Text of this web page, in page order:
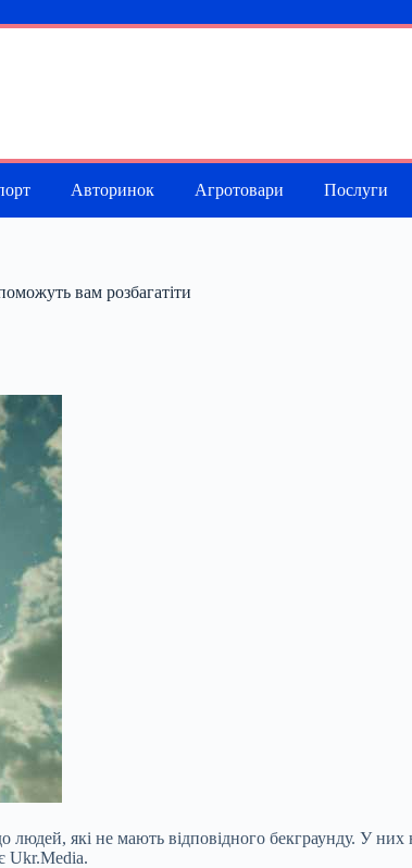
Авторинок Агротовари Послуги
вам розбагатіти
які не мають відповідного бекграунду. У них
Ukr.Media.